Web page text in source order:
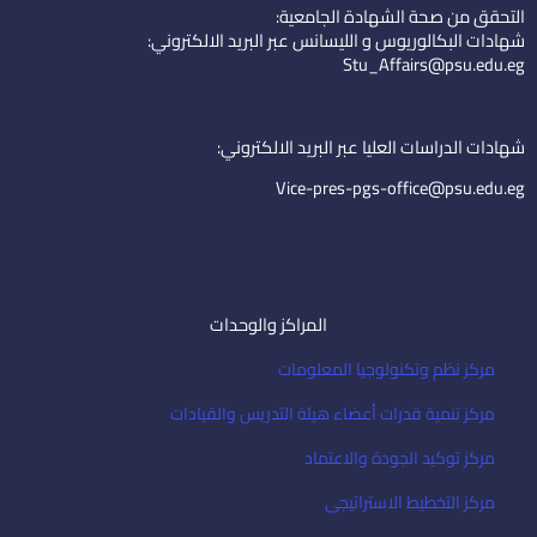
-
e
i
l
u
b
e
d
التحقق من صحة الشهادة الجامعية:
شهادات البكالوريوس و الليسانس عبر البريد الالكتروني:
Stu_Affairs@psu.edu.eg
شهادات الدراسات العليا عبر البريد الالكتروني:
Vice-pres-pgs-office@psu.edu.eg
المراكز والوحدات
مركز نظم وتكنولوجيا المعلومات
مركز تنمية قدرات أعضاء هيئة التدريس والقيادات
مركز توكيد الجودة والاعتماد
مركز التخطيط الاستراتيجى